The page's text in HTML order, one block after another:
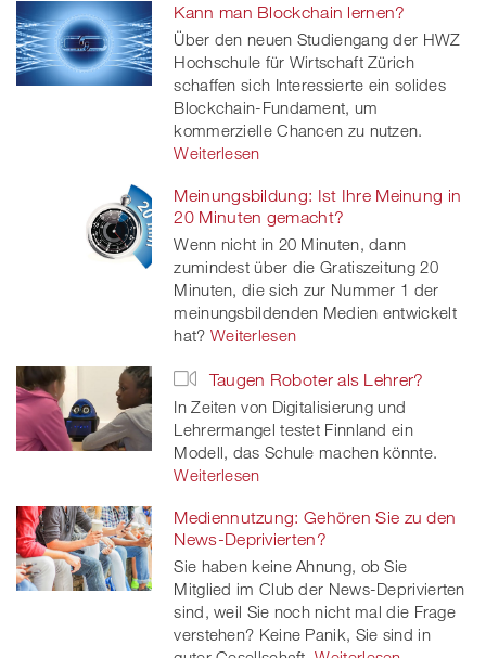
Kann man Blockchain lernen?
Über den neuen Studiengang der HWZ
Hochschule für Wirtschaft Zürich
schaffen sich Interessierte ein solides
Blockchain-Fundament, um
kommerzielle Chancen zu nutzen.
Weiterlesen
Meinungsbildung: Ist Ihre Meinung in
20 Minuten gemacht?
Wenn nicht in 20 Minuten, dann
zumindest über die Gratiszeitung 20
Minuten, die sich zur Nummer 1 der
meinungsbildenden Medien entwickelt
hat? Weiterlesen
Taugen Roboter als Lehrer?
In Zeiten von Digitalisierung und
Lehrermangel testet Finnland ein
Modell, das Schule machen könnte.
Weiterlesen
Mediennutzung: Gehören Sie zu den
News-Deprivierten?
Sie haben keine Ahnung, ob Sie
Mitglied im Club der News-Deprivierten
sind, weil Sie noch nicht mal die Frage
verstehen? Keine Panik, Sie sind in